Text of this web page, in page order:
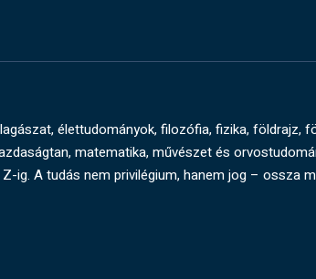
élettudományok, filozófia, fizika, földrajz,
matematika, művészet és
A tudás nem privilégium, hanem jog – ossza